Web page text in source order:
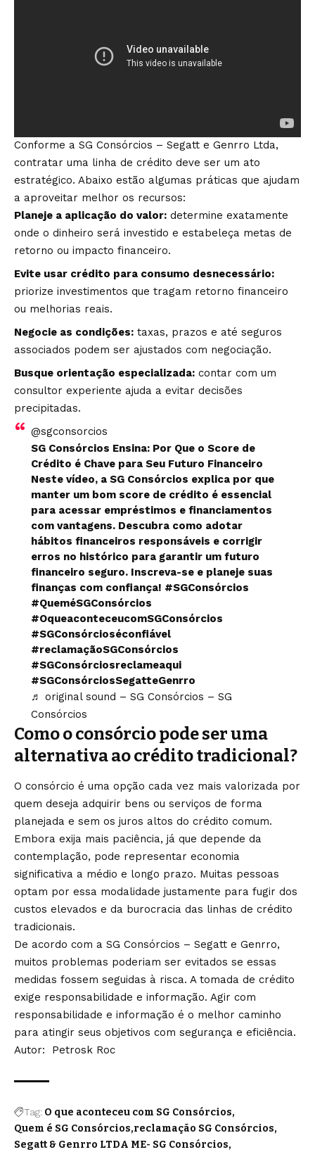
Conforme a SG Consórcios – Segatt e Genrro Ltda,
contratar uma linha de crédito deve ser um ato
estratégico. Abaixo estão algumas práticas que ajudam
a aproveitar melhor os recursos:
Planeje a aplicação do valor: determine exatamente
onde o dinheiro será investido e estabeleça metas de
retorno ou impacto financeiro.
Evite usar crédito para consumo desnecessário:
priorize investimentos que tragam retorno financeiro
ou melhorias reais.
Negocie as condições: taxas, prazos e até seguros
associados podem ser ajustados com negociação.
Busque orientação especializada: contar com um
consultor experiente ajuda a evitar decisões
precipitadas.
@sgconsorcios
SG Consórcios Ensina: Por Que o Score de
Crédito é Chave para Seu Futuro Financeiro
Neste vídeo, a SG Consórcios explica por que
manter um bom score de crédito é essencial
para acessar empréstimos e financiamentos
com vantagens. Descubra como adotar
hábitos financeiros responsáveis ​​e corrigir
erros no histórico para garantir um futuro
financeiro seguro. Inscreva-se e planeje suas
finanças com confiança! #SGConsórcios
#QueméSGConsórcios
#OqueaconteceucomSGConsórcios
#SGConsórcioséconfiável
#reclamaçãoSGConsórcios
#SGConsórciosreclameaqui
#SGConsórciosSegatteGenrro
♬ original sound – SG Consórcios – SG
Consórcios
Como o consórcio pode ser uma
alternativa ao crédito tradicional?
O consórcio é uma opção cada vez mais valorizada por
quem deseja adquirir bens ou serviços de forma
planejada e sem os juros altos do crédito comum.
Embora exija mais paciência, já que depende da
contemplação, pode representar economia
significativa a médio e longo prazo. Muitas pessoas
optam por essa modalidade justamente para fugir dos
custos elevados e da burocracia das linhas de crédito
tradicionais.
De acordo com a SG Consórcios – Segatt e Genrro,
muitos problemas poderiam ser evitados se essas
medidas fossem seguidas à risca. A tomada de crédito
exige responsabilidade e informação. Agir com
responsabilidade e informação é o melhor caminho
para atingir seus objetivos com segurança e eficiência.
Autor: Petrosk Roc
Tag: O que aconteceu com SG Consórcios
Quem é SG Consórcios reclamação SG Consórcios
Segatt & Genrro LTDA ME- SG Consórcios